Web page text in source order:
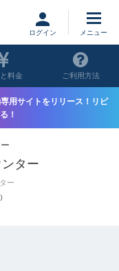
ログイン
料金 ご利用方法
用サイトをリリース！リピ
！
ター
ー